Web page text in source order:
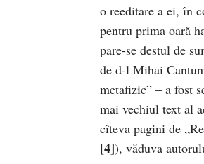
o reeditare a ei, în
pentru prima oară
pare-se destul de
de d-l Mihai
metafizic” – a fost
mai vechiul text al
cîteva pagini de
[4]), văduva